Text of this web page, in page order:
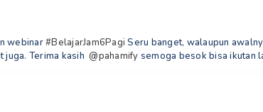
webinar#BelajarJam6Pagi Seru banget, walaupun
juga. Terima kasih@pahamify semoga besok bisa ikutan